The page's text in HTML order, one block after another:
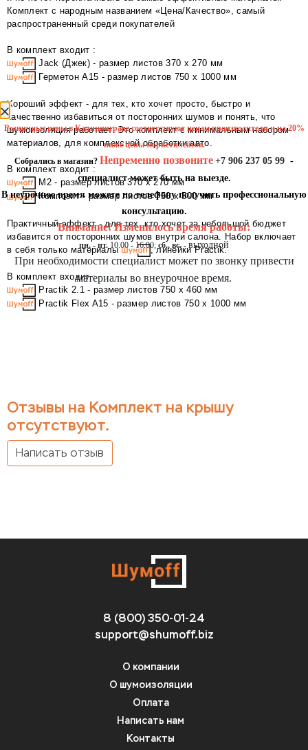
Комплект с народным названием «Цена/Качество», самый
распространенный среди покупателей
В комплект входит :
Jack (Джек) - размер листов 370 х 270 мм
Герметон А15 - размер листов 750 х 1000 мм
Хороший эффект - для тех, кто хочет просто, быстро и
качественно избавиться от посторонних шумов и понять, что
шумоизоляция работает. Это комплект с минимальным набором
материалов, для комплексной обработки авто.
В комплект входит :
М2 - размер листов 370 х 270 мм
Композит - размер листов 750 х 500 мм
Практичный эффект - для тех, кто хочет за небольшой бюджет
избавится от посторонних шумов внутри салона. Набор включает
в себя только материалы
, линейки Practik.
В комплект входит :
Practik 2.1 - размер листов 750 х 460 мм
Practik Flex A15 - размер листов 750 х 1000 мм
Отзывы на Комплект на крышу
отсутствуют.
Написать отзыв
8 (800) 350-01-24
support@shumoff.biz
О компании
О шумоизоляции
Оплата
Написать нам
Контакты
Розничные цены в Калининграде соответствуют ценам производителя и на 20%
ниже цены маркетплейсов.
Собрались в магазин? Непременно позвоните +7 906 237 05 99 -
специалист может быть на выезде.
В неурочное время можете по телефону получить профессиональную
консультацию.
Внимание! Изменилось время работы:
пн. - пт. 10.00 - 16.00; сб., вс. - выходной
При необходимости специалист может по звонку привести
материалы во внеурочное время.